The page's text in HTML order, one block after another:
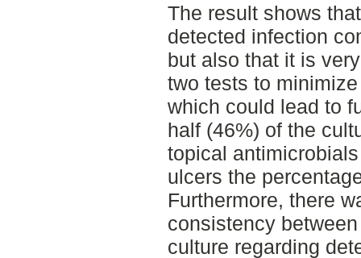
The result shows
detected infection
but also that it is
two tests to
which could lead to
half (46%) of the
topical
ulcers the
Furthermore, there
consistency
culture regarding